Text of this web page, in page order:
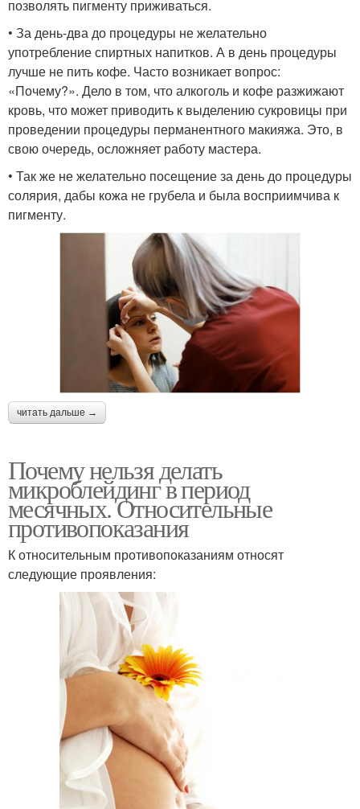
позволять пигменту приживаться.
• За день-два до процедуры не желательно
употребление спиртных напитков. А в день процедуры
лучше не пить кофе. Часто возникает вопрос:
«Почему?». Дело в том, что алкоголь и кофе разжижают
кровь, что может приводить к выделению сукровицы при
проведении процедуры перманентного макияжа. Это, в
свою очередь, осложняет работу мастера.
• Так же не желательно посещение за день до процедуры
солярия, дабы кожа не грубела и была восприимчива к
пигменту.
читать дальше →
Почему нельзя делать
микроблейдинг в период
месячных. Относительные
противопоказания
К относительным противопоказаниям относят
следующие проявления: